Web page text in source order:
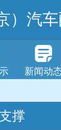
）汽
新闻动
撑